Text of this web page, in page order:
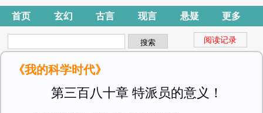
首页 玄幻 古言 现言 悬疑 更多
阅读记录
《我的科学时代》
第三百八十章 特派员的意义！